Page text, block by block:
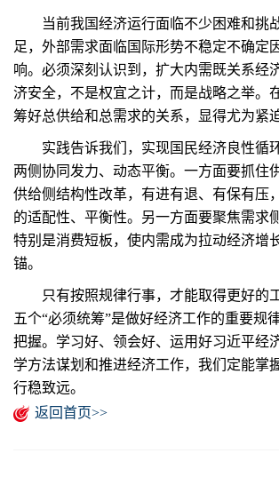
当前我国经济运行面临不少困难和挑
足，外部需求面临国际形势不稳定不确定
响。必须深刻认识到，扩大内需既关系经
济安全，不是权宜之计，而是战略之举。
筹好总供给和总需求的关系，显得尤为紧
实践告诉我们，实现国民经济良性循
两侧协同发力、动态平衡。一方面要抓住
供给侧结构性改革，有进有退、有保有压
的适配性、平衡性。另一方面要聚焦需求
特别是消费短板，使内需成为拉动经济增
锚。
只有按照规律行事，才能取得更好的工
五个“必须统筹”是做好经济工作的重要规
把握。学习好、领会好、运用好习近平经
学方法谋划和推进经济工作，我们定能掌
行稳致远。
返回首页>>